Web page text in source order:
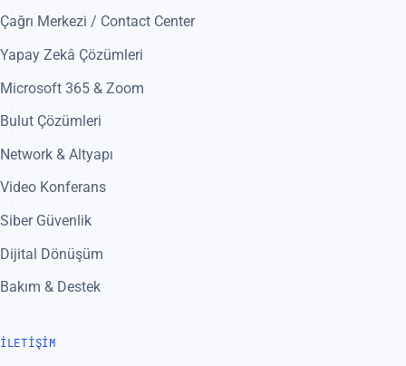
Çağrı Merkezi / Contact Center
Yapay Zekâ Çözümleri
Microsoft 365 & Zoom
Bulut Çözümleri
Network & Altyapı
Video Konferans
Siber Güvenlik
Dijital Dönüşüm
Bakım & Destek
İLETIŞIM